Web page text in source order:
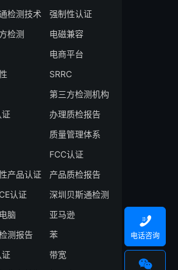
检测技术
强制性认证
检测
电磁兼容
电商平台
SRRC
第三方检测机构
证
办理质检报告
质量管理体系
FCC认证
产品认证
产品质检报告
认证
深圳贝斯通检测
脑
亚马逊
测报告
苯
证
带宽

电话咨询
